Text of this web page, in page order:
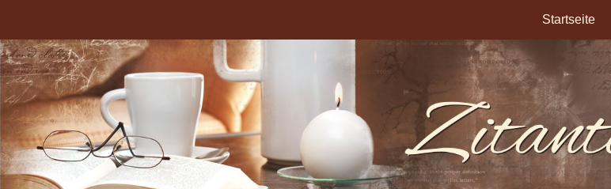
Startseite